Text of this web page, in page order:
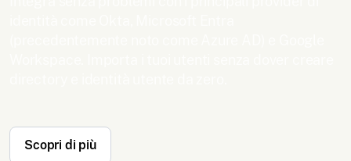
Scopri di più